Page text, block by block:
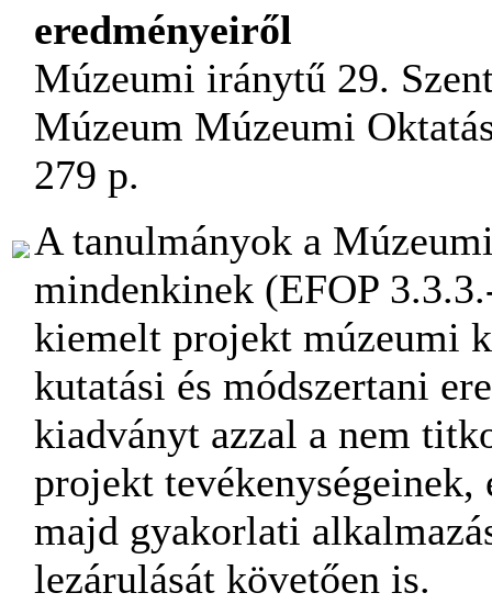
eredményeiről
Múzeumi iránytű 29.
Múzeum Múzeumi
279 p.
A tanulmányok a
mindenkinek (EFOP
kiemelt projekt múzeumi
kutatási és módszertani
kiadványt azzal a nem
projekt tevékenységeinek,
majd gyakorlati
lezárulását követően is.